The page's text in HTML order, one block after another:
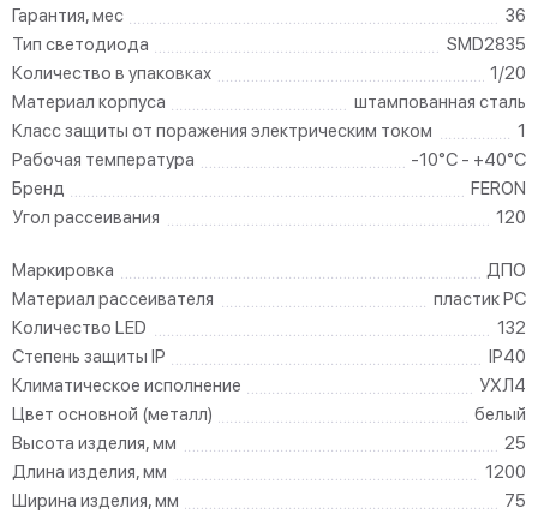
Гарантия, мес
36
Тип светодиода
SMD2835
Количество в упаковках
1/20
Материал корпуса
штампованная сталь
Класс защиты от поражения электрическим током
1
Рабочая температура
-10°C - +40°C
Бренд
FERON
Угол рассеивания
120
Маркировка
ДПО
Материал рассеивателя
пластик PC
Количество LED
132
Степень защиты IP
IP40
Климатическое исполнение
УХЛ4
Цвет основной (металл)
белый
Высота изделия, мм
25
Длина изделия, мм
1200
Ширина изделия, мм
75